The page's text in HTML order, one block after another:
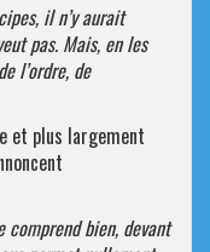
il n’y aurait
pas. Mais, en les
l’ordre, de
et plus largement
comprend bien, devant